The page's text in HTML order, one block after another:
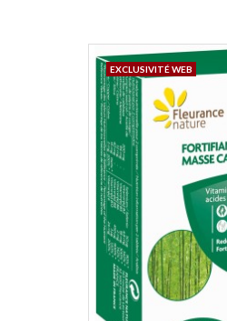
EXCLUSIVITÉ WEB